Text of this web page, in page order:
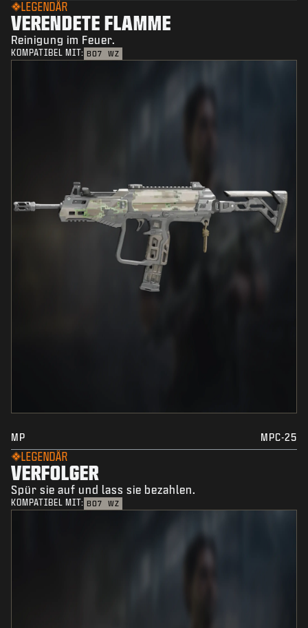
LEGENDÄR
VERENDETE FLAMME
Reinigung im Feuer.
KOMPATIBEL MIT: BO7 WZ
MP MPC-25
LEGENDÄR
VERFOLGER
Spür sie auf und lass sie bezahlen.
KOMPATIBEL MIT: BO7 WZ